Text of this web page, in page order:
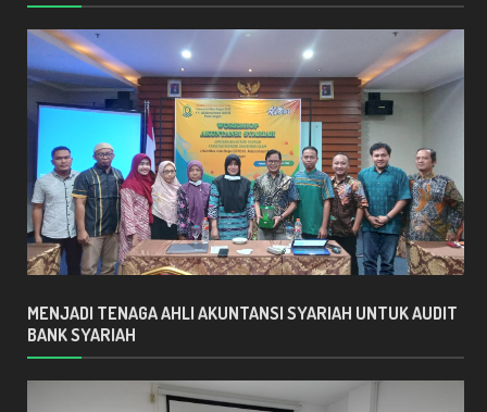
MENJADI TENAGA AHLI AKUNTANSI SYARIAH UNTUK AUDIT
BANK SYARIAH